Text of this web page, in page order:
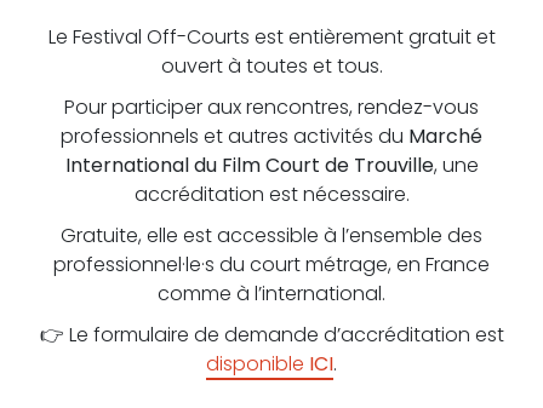
Le Festival Off-Courts est entièrement gratuit et
ouvert à toutes et tous.
Pour participer aux rencontres, rendez-vous
professionnels et autres activités du Marché
International du Film Court de Trouville, une
accréditation est nécessaire.
Gratuite, elle est accessible à l’ensemble des
professionnel·le·s du court métrage, en France
comme à l’international.
👉 Le formulaire de demande d’accréditation est
disponible ICI.